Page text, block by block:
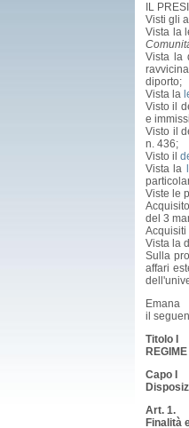
IL
Visti gli
Vista la
Vista la
diporto;
Vista la
Visto il
e
Visto il
n. 436;
Visto il
Vista la
Viste le
del 3
Acquisiti
Vista la
Sulla
affari
Emana
il
Titolo I
Capo I
Art. 1.
Finalità